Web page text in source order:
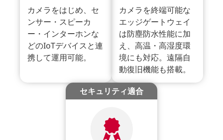
カメラをはじめ、セ
ンサー・スピーカ
ー・インターホンな
どのIoTデバイスと連
携して運用可能。
カメラを終端可能な
エッジゲートウェイ
は防塵防水性能に加
え、高温・高湿度環
境にも対応。遠隔自
動復旧機能も搭載。
セキュリティ適合